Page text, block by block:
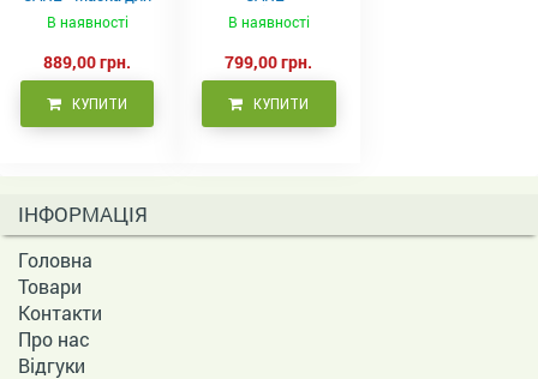
фарбованого
волосся, 500 мл
В наявності
889,00 грн.
КУПИТИ
Кондиціонер для
фарбованого
В наявності
799,00 грн.
КУПИТИ
ІНФОРМАЦІЯ
Головна
Товари
Контакти
Про нас
Відгуки